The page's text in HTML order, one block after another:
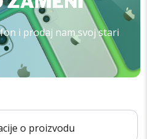
i prodaj nam svoj stari
o proizvodu